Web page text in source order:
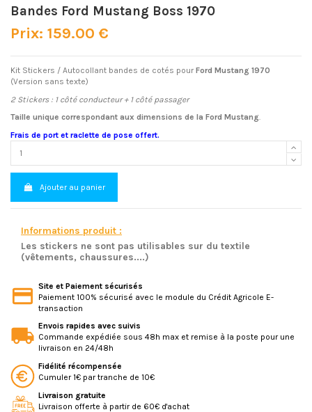
Bandes Ford Mustang Boss 1970
Prix: 159.00 €
Kit Stickers / Autocollant bandes de cotés pour Ford Mustang 1970
(Version sans texte)
2 Stickers : 1 côté conducteur + 1 côté passager
Taille unique correspondant aux dimensions de la Ford Mustang.
Frais de port et raclette de pose offert.
Ajouter au panier
Informations produit :
Les stickers ne sont pas utilisables sur du textile
(vêtements, chaussures....)
Site et Paiement sécurisés
Paiement 100% sécurisé avec le module du Crédit Agricole E-
transaction
Envois rapides avec suivis
Commande expédiée sous 48h max et remise à la poste pour une
livraison en 24/48h
Fidélité récompensée
Cumuler 1€ par tranche de 10€
Livraison gratuite
Livraison offerte à partir de 60€ d'achat